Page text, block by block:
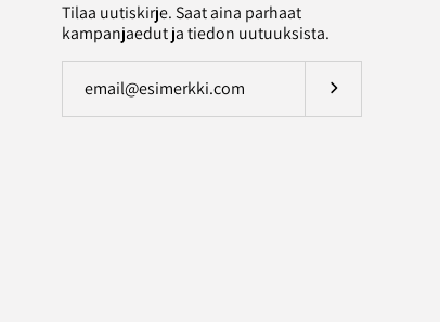
Tilaa uutiskirje. Saat aina parhaat
kampanjaedut ja tiedon uutuuksista.
Tilaa uutiskirje